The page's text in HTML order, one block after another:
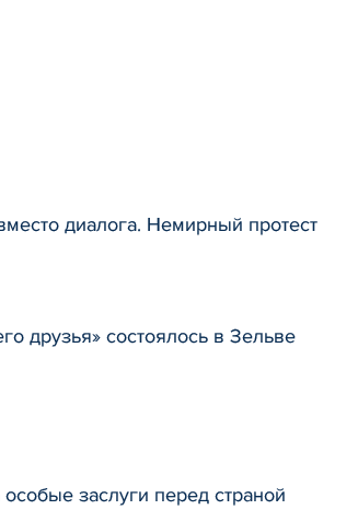
диалога. Немирный протест
друзья» состоялось в Зельве
заслуги перед страной